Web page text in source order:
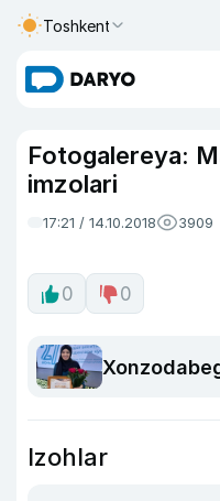
Toshkent
Fotogalereya:
imzolari
17:21 / 14.10.2018 3909
0 0
Izohlar